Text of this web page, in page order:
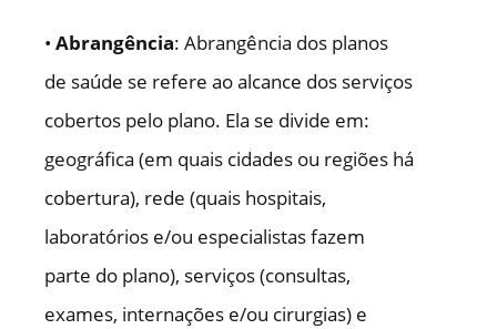
• Abrangência: Abrangência dos planos
de saúde se refere ao alcance dos serviços
cobertos pelo plano. Ela se divide em:
geográfica (em quais cidades ou regiões há
cobertura), rede (quais hospitais,
laboratórios e/ou especialistas fazem
parte do plano), serviços (consultas,
exames, internações e/ou cirurgias) e